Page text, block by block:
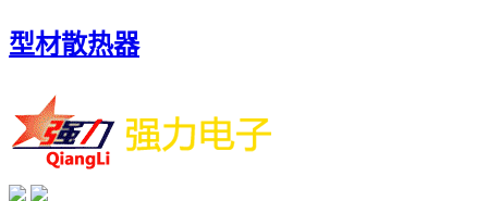
型材散热器